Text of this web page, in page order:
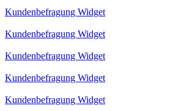
Kundenbefragung Widget
Kundenbefragung Widget
Kundenbefragung Widget
Kundenbefragung Widget
Kundenbefragung Widget